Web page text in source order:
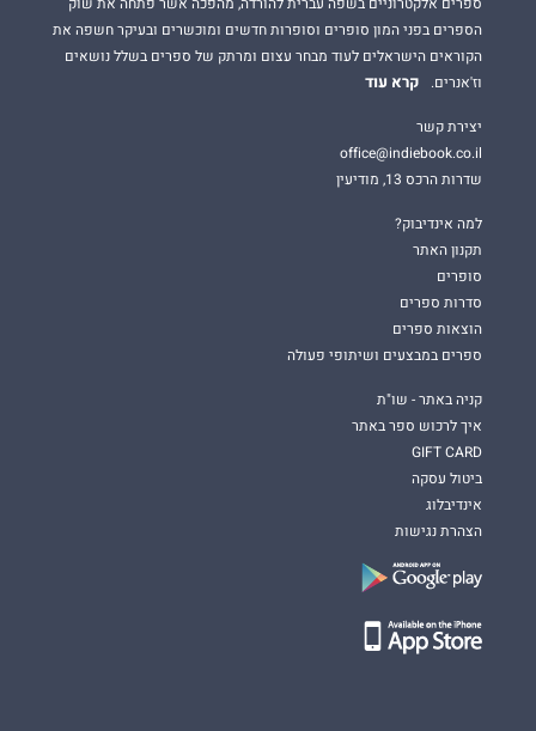
הספרים בפני המון סופרים וסופרות חדשים ומוכשרים ובעיקר חשפה את
הקוראים הישראלים לעוד מבחר עצום ומרתק של ספרים בשלל נושאים
וז'אנרים.
קרא עוד
יצירת קשר
office@indiebook.co.il
שדרות הרכס 13, מודיעין
למה אינדיבוק?
תקנון האתר
סופרים
סדרות ספרים
הוצאות ספרים
ספרים במבצעים ושיתופי פעולה
קניה באתר - שו"ת
איך לרכוש ספר באתר
GIFT CARD
ביטול עסקה
אינדיבלוג
הצהרת נגישות